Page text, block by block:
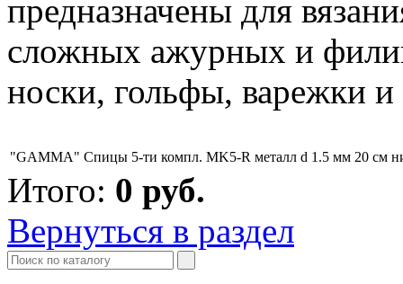
предназначены для
сложных ажурных и
носки, гольфы, варежки и
"GAMMA" Спицы 5-ти компл. MK5-R металл d 1.5 мм 20 см
Итого: 0 руб.
Вернуться в раздел